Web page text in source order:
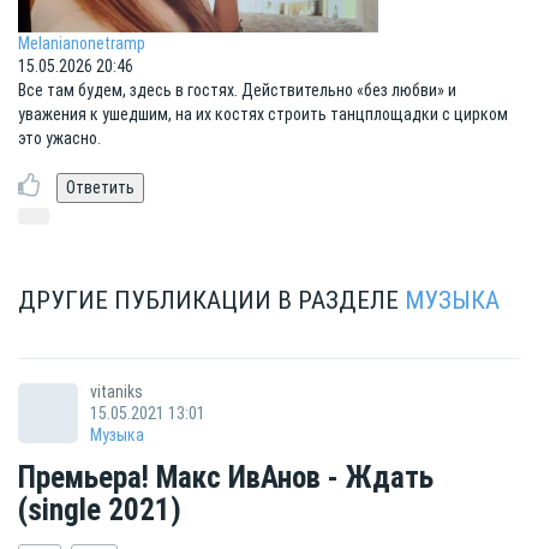
Melanianonetramp
15.05.2026 20:46
Все там будем, здесь в гостях. Действительно «без любви» и
уважения к ушедшим, на их костях строить танцплощадки с цирком
это ужасно.
ДРУГИЕ ПУБЛИКАЦИИ В РАЗДЕЛЕ МУЗЫКА
vitaniks
15.05.2021 13:01
Музыка
Премьера! Макс ИвАнов - Ждать
(single 2021)